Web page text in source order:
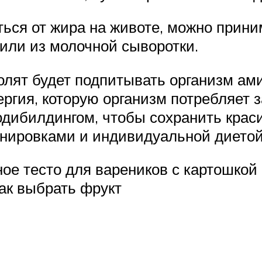
от жира на животе, можно
из молочной сыворотки.
будет подпитывать организм
которую организм
чтобы сохранить
и индивидуальной
тесто для вареников с картошкой
выбрать фрукт